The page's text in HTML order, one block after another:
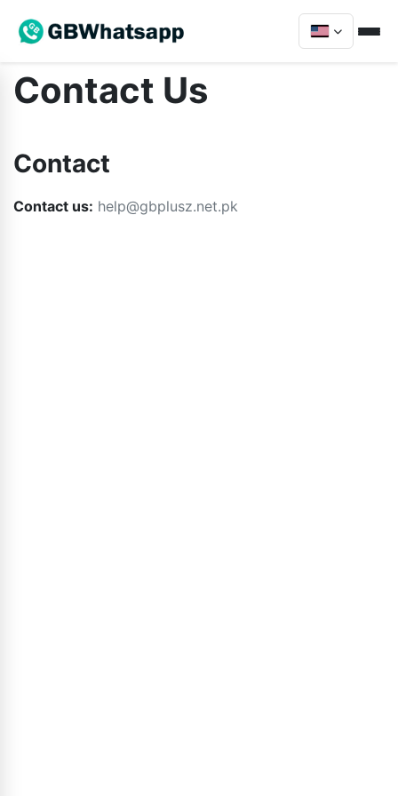
Contact Us
Contact
Contact us: help@gbplusz.net.pk